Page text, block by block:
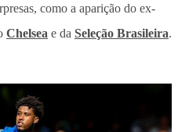
como a aparição do ex-
Chelsea e da Seleção Brasileira.